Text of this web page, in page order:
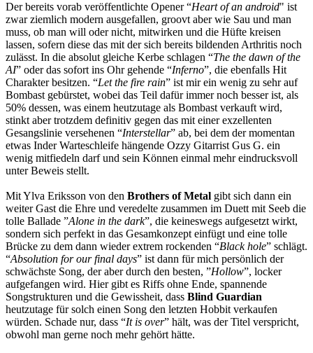
Der bereits vorab veröffentlichte Opener “Heart of an android" ist
zwar ziemlich modern ausgefallen, groovt aber wie Sau und man
muss, ob man will oder nicht, mitwirken und die Hüfte kreisen
lassen, sofern diese das mit der sich bereits bildenden Arthritis noch
zulässt. In die absolut gleiche Kerbe schlagen “The the dawn of the
AI” oder das sofort ins Ohr gehende “Inferno”, die ebenfalls Hit
Charakter besitzen. “Let the fire rain” ist mir ein wenig zu sehr auf
Bombast gebürstet, wobei das Teil dafür immer noch besser ist, als
50% dessen, was einem heutzutage als Bombast verkauft wird,
stinkt aber trotzdem definitiv gegen das mit einer exzellenten
Gesangslinie versehenen “Interstellar” ab, bei dem der momentan
etwas Inder Warteschleife hängende Ozzy Gitarrist Gus G. ein
wenig mitfiedeln darf und sein Können einmal mehr eindrucksvoll
unter Beweis stellt.
Mit Ylva Eriksson von den Brothers of Metal gibt sich dann ein
weiter Gast die Ehre und veredelte zusammen im Duett mit Seeb die
tolle Ballade ”Alone in the dark”, die keineswegs aufgesetzt wirkt,
sondern sich perfekt in das Gesamkonzept einfügt und eine tolle
Brücke zu dem dann wieder extrem rockenden “Black hole” schlägt.
“Absolution for our final days” ist dann für mich persönlich der
schwächste Song, der aber durch den besten, ”Hollow”, locker
aufgefangen wird. Hier gibt es Riffs ohne Ende, spannende
Songstrukturen und die Gewissheit, dass Blind Guardian
heutzutage für solch einen Song den letzten Hobbit verkaufen
würden. Schade nur, dass “It is over” hält, was der Titel verspricht,
obwohl man gerne noch mehr gehört hätte.